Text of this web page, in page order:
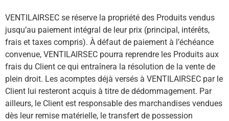
VENTILAIRSEC se réserve la propriété des Produits vendus
jusqu’au paiement intégral de leur prix (principal, intérêts,
frais et taxes compris). À défaut de paiement à l’échéance
convenue, VENTILAIRSEC pourra reprendre les Produits aux
frais du Client ce qui entraînera la résolution de la vente de
plein droit. Les acomptes déjà versés à VENTILAIRSEC par le
Client lui resteront acquis à titre de dédommagement. Par
ailleurs, le Client est responsable des marchandises vendues
dès leur remise matérielle, le transfert de possession